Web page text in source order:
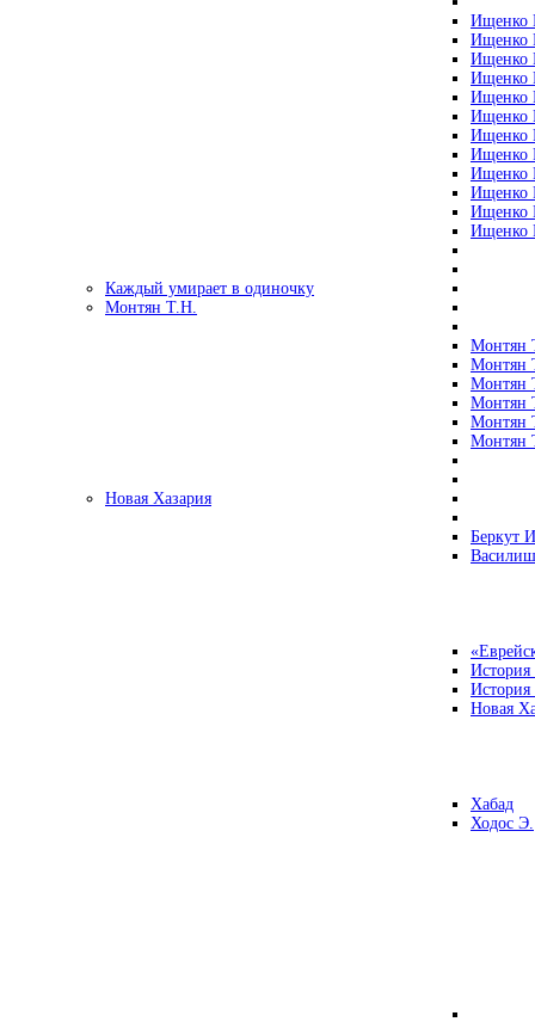
Ищенко
Ищенко
Ищенко
Ищенко
Ищенко
Ищенко
Ищенко
Ищенко
Ищенко
Ищенко
Ищенко
Ищенко
Каждый умирает в одиночку
Монтян Т.Н.
Монтян
Монтян
Монтян
Монтян
Монтян
Монтян
Новая Хазария
Беркут
Новая
Хабад
Ходос Э.